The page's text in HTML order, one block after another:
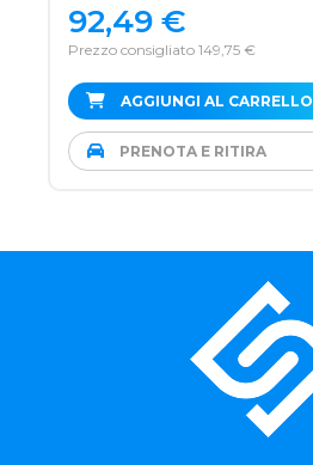
Prezzo consigliato 149,75 €
92,49 €
AGGIUNGI AL CARRELLO
PRENOTA E RITIRA